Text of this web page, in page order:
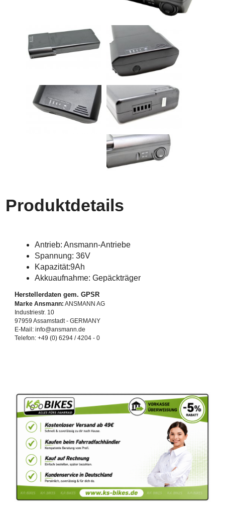
Produktdetails
Antrieb: Ansmann-Antriebe
Spannung: 36V
Kapazität:9Ah
Akkuaufnahme: Gepäckträger
Herstellerdaten gem. GPSR
Marke Ansmann: ANSMANN AG
Industriestr. 10
97959 Assamstadt - GERMANY
E-Mail: info@ansmann.de‍
Telefon: +49 (0) 6294 / 4204 - 0‍